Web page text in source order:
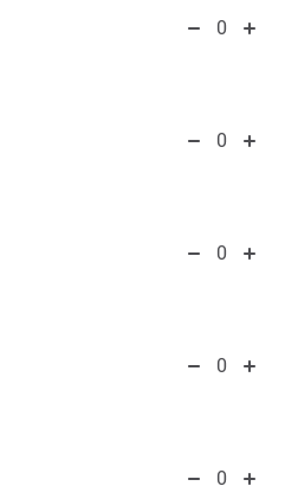
0
0
0
0
0